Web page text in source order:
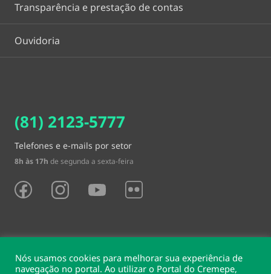
Transparência e prestação de contas
Ouvidoria
(81) 2123-5777
Telefones e e-mails por setor
8h às 17h de segunda a sexta-feira
Nós usamos cookies para melhorar sua experiência de
navegação no portal. Ao utilizar o Portal do Cremepe,